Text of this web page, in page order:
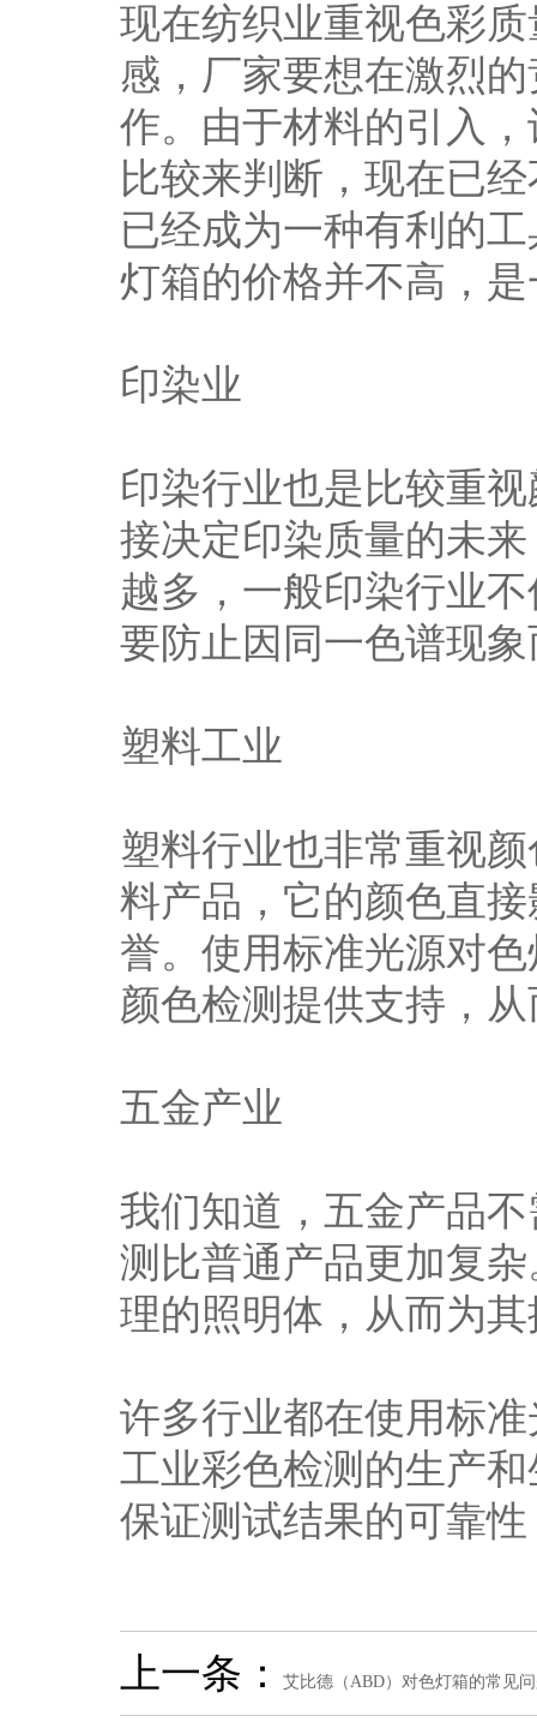
现在纺织业重视色彩
感，厂家要想在激烈
作。由于材料的引入
比较来判断，现在已
已经成为一种有利的
灯箱的价格并不高，
印染业
印染行业也是比较重
接决定印染质量的未
越多，一般印染行业
要防止因同一色谱现
塑料工业
塑料行业也非常重视
料产品，它的颜色直
誉。使用标准光源对
颜色检测提供支持，
五金产业
我们知道，五金产品
测比普通产品更加复
理的照明体，从而为
许多行业都在使用标
工业彩色检测的生产
保证测试结果的可靠
上一条： 艾比德（ABD）对色灯箱的常见